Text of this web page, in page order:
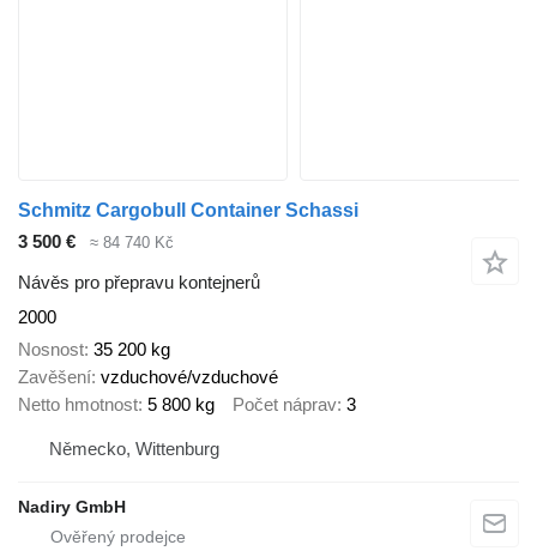
Schmitz Cargobull Container Schassi
3 500 €
≈ 84 740 Kč
Návěs pro přepravu kontejnerů
2000
Nosnost 35 200 kg
Zavěšení vzduchové/vzduchové
Netto hmotnost 5 800 kg Počet náprav 3
Německo, Wittenburg
Nadiry GmbH